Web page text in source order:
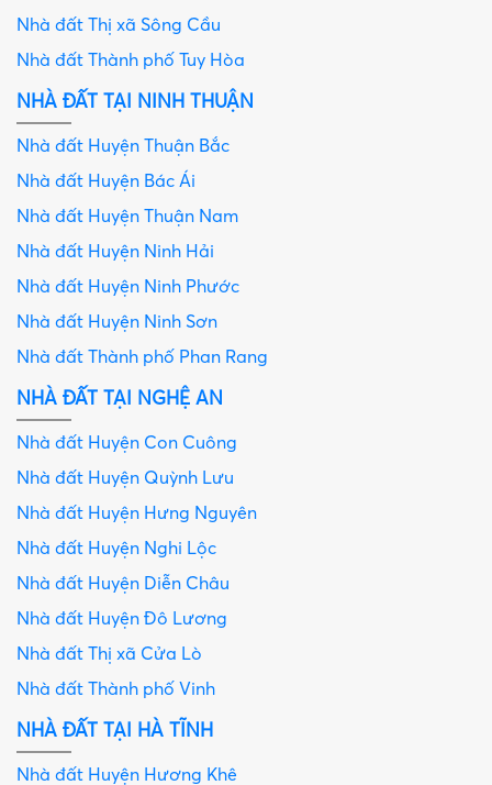
Nhà đất Thị xã Sông Cầu
Nhà đất Thành phố Tuy Hòa
NHÀ ĐẤT TẠI NINH THUẬN
Nhà đất Huyện Thuận Bắc
Nhà đất Huyện Bác Ái
Nhà đất Huyện Thuận Nam
Nhà đất Huyện Ninh Hải
Nhà đất Huyện Ninh Phước
Nhà đất Huyện Ninh Sơn
Nhà đất Thành phố Phan Rang
NHÀ ĐẤT TẠI NGHỆ AN
Nhà đất Huyện Con Cuông
Nhà đất Huyện Quỳnh Lưu
Nhà đất Huyện Hưng Nguyên
Nhà đất Huyện Nghi Lộc
Nhà đất Huyện Diễn Châu
Nhà đất Huyện Đô Lương
Nhà đất Thị xã Cửa Lò
Nhà đất Thành phố Vinh
NHÀ ĐẤT TẠI HÀ TĨNH
Nhà đất Huyện Hương Khê